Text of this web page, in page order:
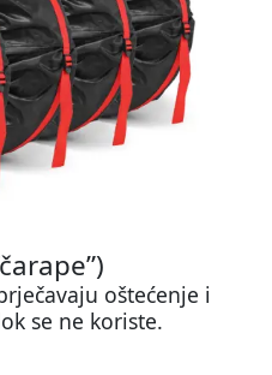
oštećenje i
se ne koriste.